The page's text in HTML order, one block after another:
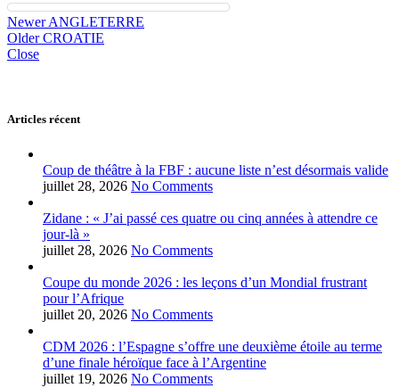
Newer ANGLETERRE
Older CROATIE
Close
Articles récent
Coup de théâtre à la FBF : aucune liste n’est désormais valide
juillet 28, 2026 No Comments
Zidane : « J’ai passé ces quatre ou cinq années à attendre ce
jour-là »
juillet 28, 2026 No Comments
Coupe du monde 2026 : les leçons d’un Mondial frustrant
pour l’Afrique
juillet 20, 2026 No Comments
CDM 2026 : l’Espagne s’offre une deuxième étoile au terme
d’une finale héroïque face à l’Argentine
juillet 19, 2026 No Comments